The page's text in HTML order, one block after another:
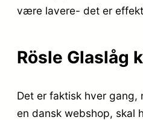
være lavere- det er
Rösle Glaslåg
Det er faktisk hver gang,
en dansk webshop, skal